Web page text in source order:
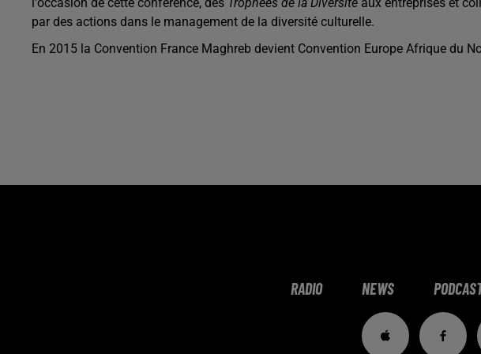
par des actions dans le management de la diversité culturelle.
En 2015 la Convention France Maghreb devient Convention Europe Afrique du
RADIO NEWS